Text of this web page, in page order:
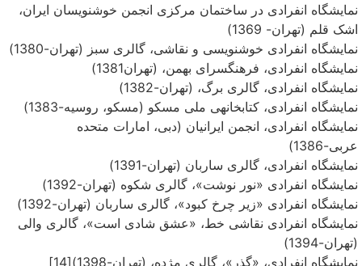
نمایشگاه انفرادی در ساختمان مرکزی انجمن خوشنویسان ایران،
اشک قلم (تهران- 1369)‏
نمایشگاه انفرادی خوشنویسی و نقاشی، گالری سبز (تهران-1380)‏
نمایشگاه انفرادی، فرهنگسرای بهمن، (تهران1381)‏
‏نمایشگاه انفرادی، گالری برگ، (تهران-1382)‏
‏نمایشگاه انفرادی، کتابخانهی ملی مسکو (مسکو، روسیه-1383)‏
‏نمایشگاه انفرادی، انجمن ایرانیان (دبی، امارات متحده
عربی-1386)‏
‏نمایشگاه انفرادی، گالری ساربان (تهران-1391)‏
‏نمایشگاه انفرادی «نور نوشت»، گالری شکوه (تهران-1392)‏
‏نمایشگاه انفرادی «زیر چرخ کبود»، گالری ساربان (تهران-1392)‏
‏نمایشگاه انفرادی نقاشی خط، «عشق شادی است»، گالری والی
(تهران-1394)
‏نمایشگاه انفرادی، «گذر»، گالری مژده، (تهران-1398)‏[14]